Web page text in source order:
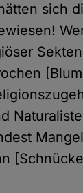
sich